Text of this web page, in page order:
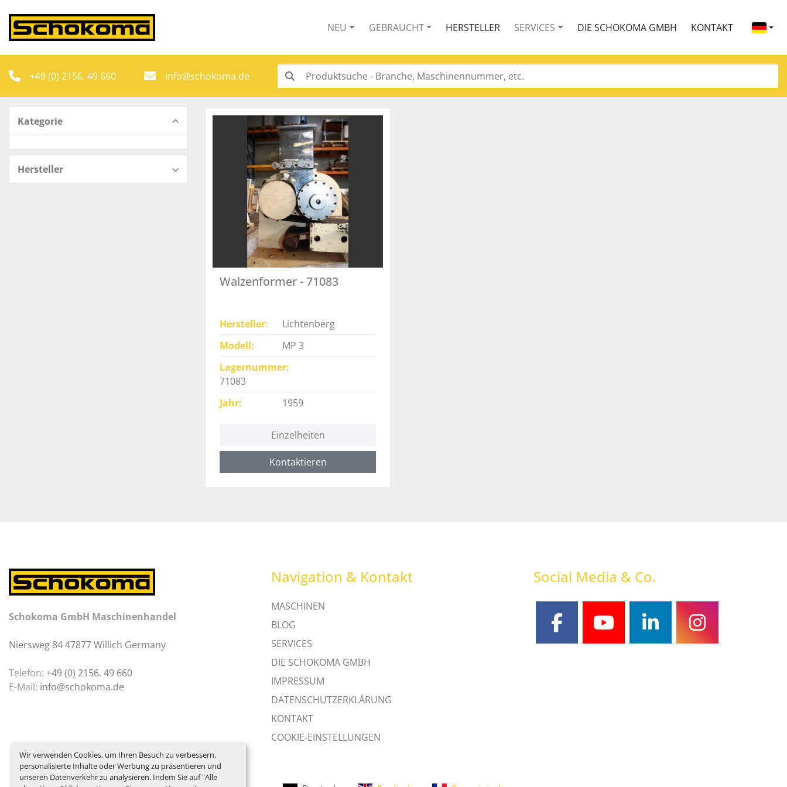
Wir verwenden Cookies, um Ihren Besuch zu verbessern,
personalisierte Inhalte oder Werbung zu präsentieren und
unseren Datenverkehr zu analysieren. Indem Sie auf "Alle
NEU GEBRAUCHT HERSTELLER SERVICES DIE SCHOKOMA GMBH KONTAKT
+49 (0) 2156. 49 660 info@schokoma.de
Kategorie
Hersteller
Walzenformer - 71083
Hersteller
Lichtenberg
Modell
MP 3
Lagernummer
71083
Jahr
1959
Einzelheiten
Kontaktieren
Schokoma GmbH Maschinenhandel
Niersweg 84 47877 Willich Germany
Telefon: +49 (0) 2156. 49 660
E-Mail: info@schokoma.de
Navigation & Kontakt
MASCHINEN
BLOG
SERVICES
DIE SCHOKOMA GMBH
IMPRESSUM
DATENSCHUTZERKLÄRUNG
KONTAKT
COOKIE-EINSTELLUNGEN
Social Media & Co.
facebookyoutubelinkedininstagram